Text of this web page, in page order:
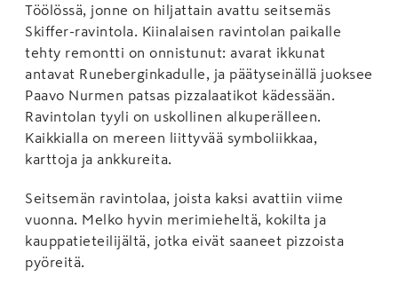
Töölössä, jonne on hiljattain avattu seitsemäs
Skiffer-ravintola. Kiinalaisen ravintolan paikalle
tehty remontti on onnistunut: avarat ikkunat
antavat Runeberginkadulle, ja päätyseinällä juoksee
Paavo Nurmen patsas pizzalaatikot kädessään.
Ravintolan tyyli on uskollinen alkuperälleen.
Kaikkialla on mereen liittyvää symboliikkaa,
karttoja ja ankkureita.
Seitsemän ravintolaa, joista kaksi avattiin viime
vuonna. Melko hyvin merimieheltä, kokilta ja
kauppatieteilijältä, jotka eivät saaneet pizzoista
pyöreitä.